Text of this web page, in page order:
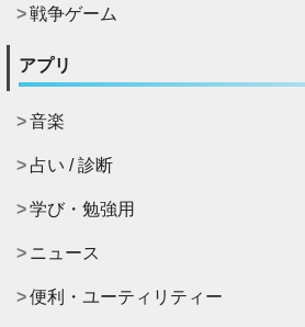
戦争ゲーム
アプリ
音楽
占い / 診断
学び・勉強用
ニュース
便利・ユーティリティー